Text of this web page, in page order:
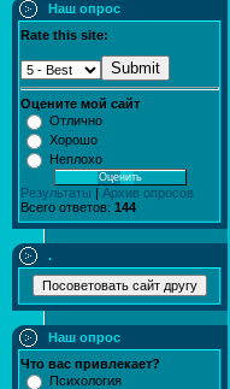
Наш опрос
Rate this site:
Submit
Оцените мой сайт
Отлично
Хорошо
Неплохо
Результаты
Архив опросов
Всего ответов: 144
.
Наш опрос
Что вас привлекает?
Психология